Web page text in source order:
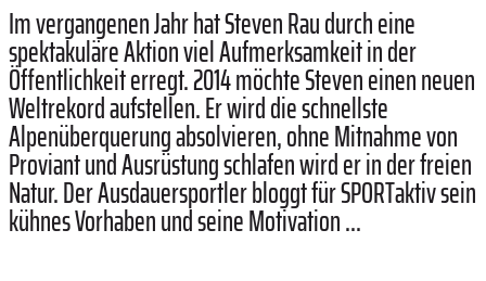
Im vergangenen Jahr hat Steven Rau durch eine
spektakuläre Aktion viel Aufmerksamkeit in der
Öffentlichkeit erregt. 2014 möchte Steven einen neuen
Weltrekord aufstellen. Er wird die schnellste
Alpenüberquerung absolvieren, ohne Mitnahme von
Proviant und Ausrüstung schlafen wird er in der freien
Natur. Der Ausdauersportler bloggt für SPORTaktiv sein
kühnes Vorhaben und seine Motivation ...